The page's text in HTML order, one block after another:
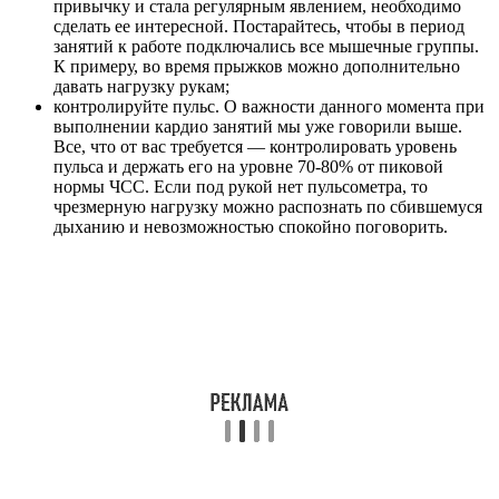
привычку и стала регулярным явлением, необходимо
сделать ее интересной. Постарайтесь, чтобы в период
занятий к работе подключались все мышечные группы.
К примеру, во время прыжков можно дополнительно
давать нагрузку рукам;
контролируйте пульс. О важности данного момента при
выполнении кардио занятий мы уже говорили выше.
Все, что от вас требуется — контролировать уровень
пульса и держать его на уровне 70-80% от пиковой
нормы ЧСС. Если под рукой нет пульсометра, то
чрезмерную нагрузку можно распознать по сбившемуся
дыханию и невозможностью спокойно поговорить.